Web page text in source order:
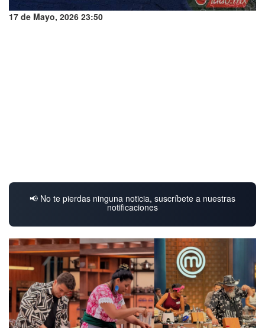
17 de Mayo, 2026 23:50
📢 No te pierdas ninguna noticia, suscríbete a nuestras
notificaciones